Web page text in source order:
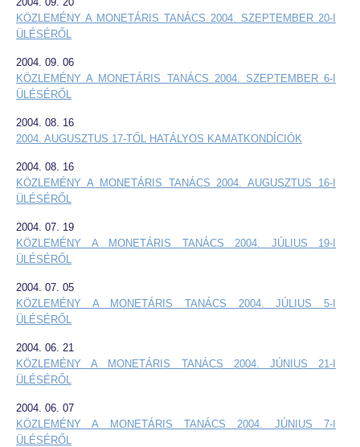
KÖZLEMÉNY A MONETÁRIS TANÁCS 2004. SZEPTEMBER 20-I
ÜLÉSÉRŐL
2004. 09. 06
KÖZLEMÉNY A MONETÁRIS TANÁCS 2004. SZEPTEMBER 6-I
ÜLÉSÉRŐL
2004. 08. 16
2004. AUGUSZTUS 17-TŐL HATÁLYOS KAMATKONDÍCIÓK
2004. 08. 16
KÖZLEMÉNY A MONETÁRIS TANÁCS 2004. AUGUSZTUS 16-I
ÜLÉSÉRŐL
2004. 07. 19
KÖZLEMÉNY A MONETÁRIS TANÁCS 2004. JÚLIUS 19-I
ÜLÉSÉRŐL
2004. 07. 05
KÖZLEMÉNY A MONETÁRIS TANÁCS 2004. JÚLIUS 5-I
ÜLÉSÉRŐL
2004. 06. 21
KÖZLEMÉNY A MONETÁRIS TANÁCS 2004. JÚNIUS 21-I
ÜLÉSÉRŐL
2004. 06. 07
KÖZLEMÉNY A MONETÁRIS TANÁCS 2004. JÚNIUS 7-I
ÜLÉSÉRŐL